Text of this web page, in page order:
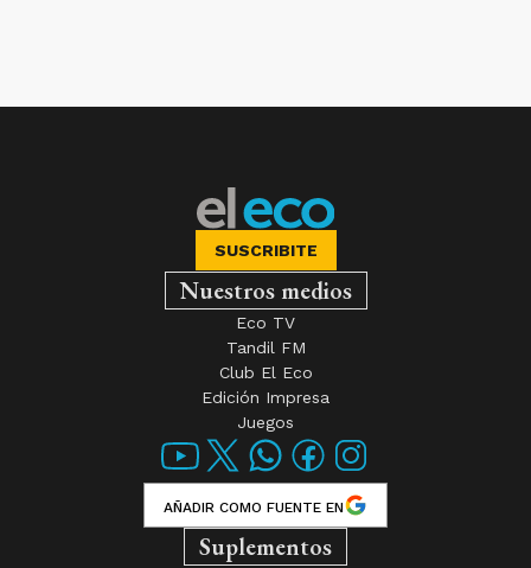
SUSCRIBITE
Nuestros medios
Eco TV
Tandil FM
Club El Eco
Edición Impresa
Juegos
AÑADIR COMO FUENTE EN
Suplementos